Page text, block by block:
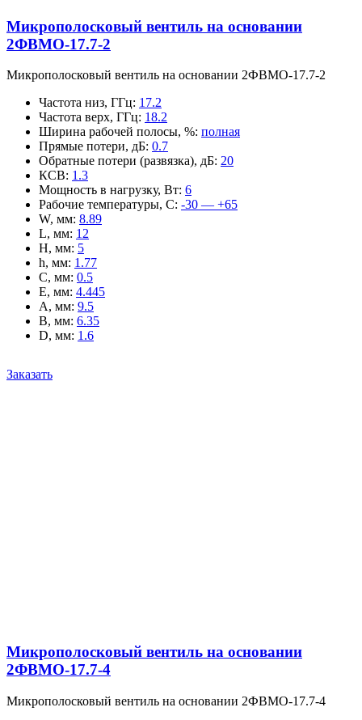
Микрополосковый вентиль на основании
2ФВМO-17.7-2
Микрополосковый вентиль на основании 2ФВМO-17.7-2
Частота низ, ГГц: 17.2
Частота верх, ГГц: 18.2
Ширина рабочей полосы, %: полная
Прямые потери, дБ: 0.7
Обратные потери (развязка), дБ: 20
КСВ: 1.3
Мощность в нагрузку, Вт: 6
Рабочие температуры, С: -30 — +65
W, мм: 8.89
L, мм: 12
H, мм: 5
h, мм: 1.77
C, мм: 0.5
E, мм: 4.445
A, мм: 9.5
B, мм: 6.35
D, мм: 1.6
Заказать
Микрополосковый вентиль на основании
2ФВМO-17.7-4
Микрополосковый вентиль на основании 2ФВМO-17.7-4